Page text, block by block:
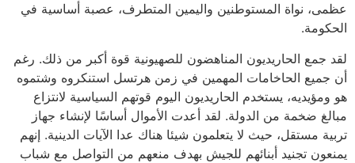
عظمى، نواة المستوطنين واليمين المتطرف، عصبة أساسية في
الحكومة.
لقد جمع الحاريديون المناهضون للصهيونية قوة أكبر من ذلك. رغم
أن جميع الحاخامات المهمين في زمن هرتسل استنكروه وشتموه
هو ومؤيديه، يستخدم الحاريديون اليوم قوتهم السياسية لانتزاع
مبالغ ضخمة من الدولة. لقد أعدت الأموال أساسًا لإنشاء جهاز
تربية مستقل، حيث لا يتعلمون شيئا هناك عدا الآيات الدينية. إنهم
يمنعون تجنيد أبنائهم للجيش بهدف منعهم من التواصل مع شباب